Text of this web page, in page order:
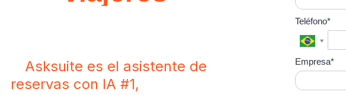
Asksuite es el asistente de
reservas con IA #1,
Teléfono*
Empresa*